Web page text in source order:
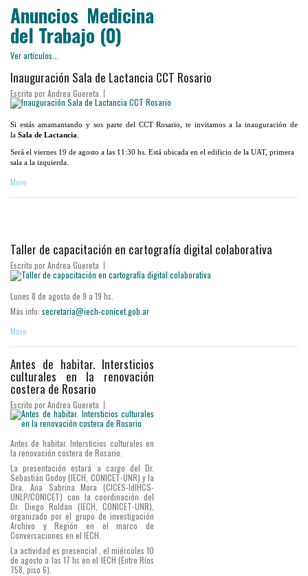
Anuncios Medicina
del Trabajo (0)
Ver artículos...
Inauguración Sala de Lactancia CCT Rosario
Escrito porAndrea Guereta
Si estás amamantando y sos parte del CCT Rosario, te invitamos a la inauguración de
la Sala de Lactancia
Será el viernes 19 de agosto a las 11:30 hs. Está ubicada en el edificio de la UAT, primera
sala a la izquierda.
More
Taller de capacitación en cartografía digital colaborativa
Escrito porAndrea Guereta
Lunes 8 de agosto de 9 a 19 hs.
Más info: secretaria@iech-conicet.gob.ar
More
Antes de habitar. Intersticios
culturales en la renovación
costera de Rosario
Escrito porAndrea Guereta
Antes de habitar. Intersticios culturales en
la renovación costera de Rosario.
La presentación estará a cargo del Dr.
Sebastián Godoy (IECH, CONICET-UNR) y la
Dra. Ana Sabrina Mora (CICES-IdIHCS-
UNLP/CONICET) con la coordinación del
Dr. Diego Roldan (IECH, CONICET-UNR),
organizado por el grupo de investigación
Archivo y Región en el marco de
Conversaciones en el IECH.
La actividad es presencial , el miércoles 10
de agosto a las 17 hs en el IECH (Entre Ríos
758, piso 6).